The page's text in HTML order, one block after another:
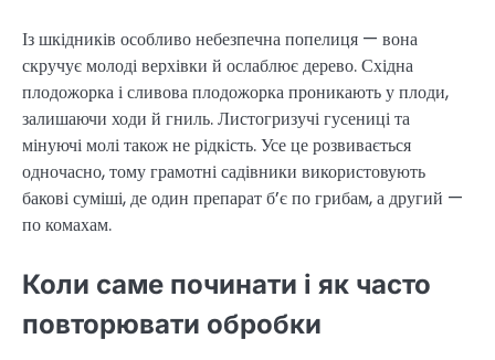
Із шкідників особливо небезпечна попелиця — вона
скручує молоді верхівки й ослаблює дерево. Східна
плодожорка і сливова плодожорка проникають у плоди,
залишаючи ходи й гниль. Листогризучі гусениці та
мінуючі молі також не рідкість. Усе це розвивається
одночасно, тому грамотні садівники використовують
бакові суміші, де один препарат б’є по грибам, а другий —
по комахам.
Коли саме починати і як часто
повторювати обробки